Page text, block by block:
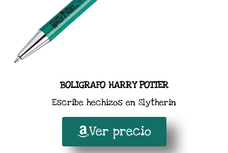
BOLIGRAFO HARRY POTTER
Escribe hechizos en Slytherin
Ver precio